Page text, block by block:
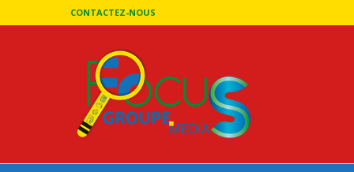
CONTACTEZ-NOUS